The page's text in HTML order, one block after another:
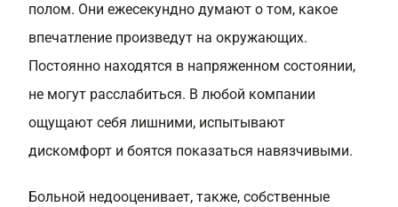
полом. Они ежесекундно думают о том, какое
впечатление произведут на окружающих.
Постоянно находятся в напряженном состоянии,
не могут расслабиться. В любой компании
ощущают себя лишними, испытывают
дискомфорт и боятся показаться навязчивыми.
Больной недооценивает, также, собственные